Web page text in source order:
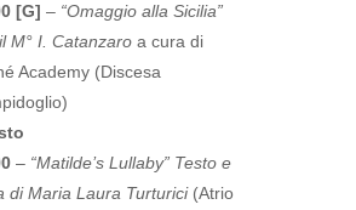
[G] – “Omaggio alla Sicilia”
M° I. Catanzaro a cura di
Academy (Discesa
– “Matilde’s Lullaby” Testo e
di Maria Laura Turturici(Atrio